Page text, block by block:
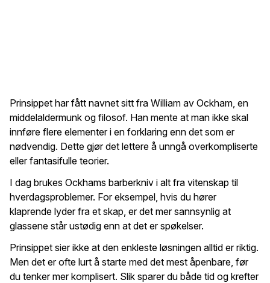
Prinsippet har fått navnet sitt fra William av Ockham, en
middelaldermunk og filosof. Han mente at man ikke skal
innføre flere elementer i en forklaring enn det som er
nødvendig. Dette gjør det lettere å unngå overkompliserte
eller fantasifulle teorier.
I dag brukes Ockhams barberkniv i alt fra vitenskap til
hverdagsproblemer. For eksempel, hvis du hører
klaprende lyder fra et skap, er det mer sannsynlig at
glassene står ustødig enn at det er spøkelser.
Prinsippet sier ikke at den enkleste løsningen alltid er riktig.
Men det er ofte lurt å starte med det mest åpenbare, før
du tenker mer komplisert. Slik sparer du både tid og krefter